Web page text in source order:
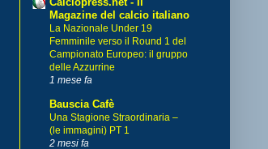
Magazine del calcio italiano
La Nazionale Under 19
Femminile verso il Round 1 del
Campionato Europeo: il gruppo
delle Azzurrine
1 mese fa
Bauscia Cafè
Una Stagione Straordinaria –
(le immagini) PT 1
2 mesi fa